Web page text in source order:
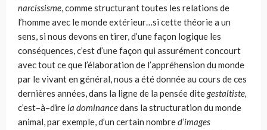
narcissisme, comme structu­rant toutes les relations de
l’homme avec le monde extérieur…si cette théorie a un
sens, si nous devons en tirer, d’une façon logique les
conséquences, c’est d’une façon qui assurément concourt
avec tout ce que l’élaboration de l’ap­préhension du monde
par le vivant en général, nous a été donnée au cours de ces
dernières années, dans la ligne de la pensée ditegestaltiste,
c’est–à–direla dominancedans la structuration du monde
animal, par exemple, d’un certain nombred’images